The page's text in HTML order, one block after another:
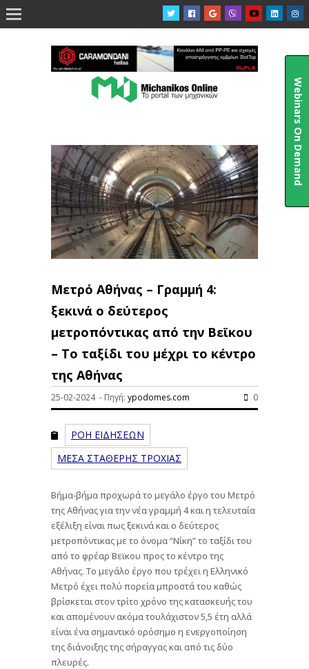

Μετρό Αθήνας – Γραμμή 4:
ξεκινά ο δεύτερος
μετροπόντικας από την Βεϊκου
– Το ταξίδι του μέχρι το κέντρο
της Αθήνας
25-02-2024 - Πηγή: ypodomes.com 0
ΡΟΗ ΕΙΔΗΣΕΩΝ
ΜΕΣΑ ΣΤΑΘΕΡΗΣ ΤΡΟΧΙΑΣ
Βήμα-βήμα προχωρά το μεγάλο έργο του Μετρό
της Αθήνας για την νέα γραμμή 4 και η τελευταία
εξέλιξη είναι πως ξεκινά και ο δεύτερος
μετροπόντικας με το όνομα “Νίκη” το ταξίδι του
από το φρέαρ Βεϊκου προς το κέντρο της
Αθήνας. Το μεγάλο έργο που τρέχει η Ελληνικό
Μετρό έχει πολύ πορεία μπροστά του καθώς
βρίσκεται στον τρίτο χρόνο της κατασκευής του
και απομένουν ακόμα τουλάχιστον 5,5 έτη αλλά
είναι ένα σημαντικό ορόσημο η ενεργοποίηση
της διάνοιξης της σήραγγας και από τις δύο
πλευρές.
Webinars On Demand